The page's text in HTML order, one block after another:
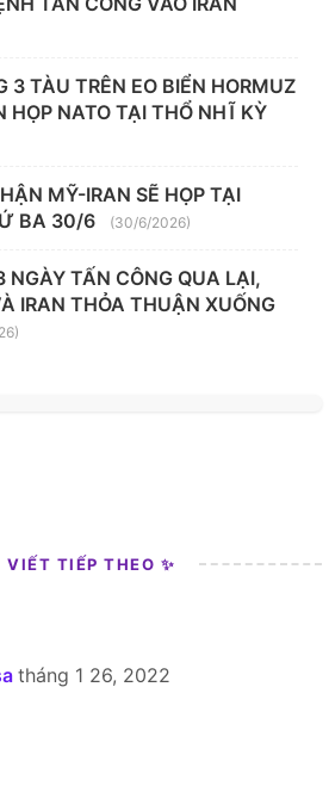
3 TÀU TRÊN EO BIỂN HORMUZ
HỌP NATO TẠI THỔ NHĨ KỲ
MỸ-IRAN SẼ HỌP TẠI
BA 30/6
(30/6/2026)
NGÀY TẤN CÔNG QUA LẠI,
IRAN THỎA THUẬN XUỐNG
VIẾT TIẾP THEO ✨
tháng 1 26, 2022